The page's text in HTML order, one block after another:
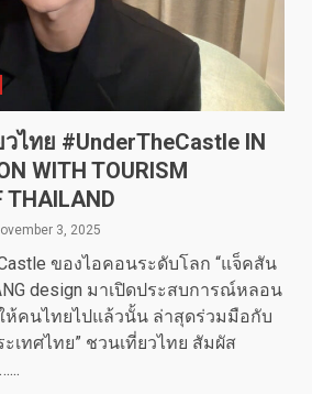
ไทย #UnderTheCastle IN
WITH TOURISM
THAILAND
3, 2025
ของไอคอนระดับโลก “แจ็คสัน
design มาเปิดประสบการณ์หลอน
ห้คนไทยไปแล้วนั้น ล่าสุดร่วมมือกับ
เทศไทย” ชวนเที่ยวไทย สัมผัส